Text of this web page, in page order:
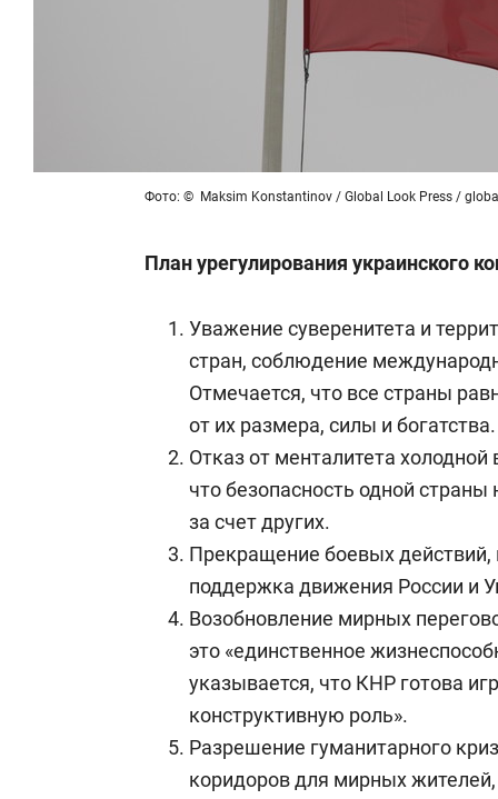
Фото: © Maksim Konstantinov / Global Look Press /
План урегулирования украинского
Уважение суверенитета и
стран, соблюдение
Отмечается, что все страны
от их размера, силы и богатства.
Отказ от менталитета
что безопасность одной
за счет других.
Прекращение боевых действий,
поддержка движения России и
Возобновление мирных
это «единственное
указывается, что КНР готова
конструктивную роль».
Разрешение гуманитарного
коридоров для мирных